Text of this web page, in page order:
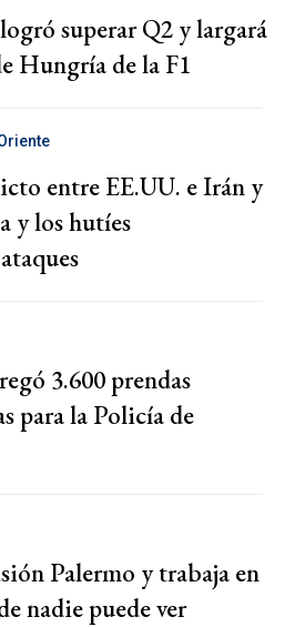
superar Q2 y largará
Hungría de la F1
entre EE.UU. e Irán y
y los hutíes
3.600 prendas
para la Policía de
Palermo y trabaja en
nadie puede ver